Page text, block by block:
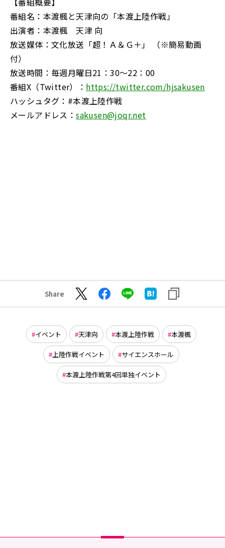
番組名：本渡楓と天津向の「本渡上陸作戦」
出演者：本渡楓 天津 向
放送媒体：文化放送「超！Ａ＆Ｇ＋」 （※簡易動画
付）
放送時間：毎週月曜日21：30～22：00
番組X（Twitter）： https://twitter.com/hjsakusen
ハッシュタグ：#本渡上陸作戦
メールアドレス：sakusen@joqr.net
Share
イベント 天津向 本渡上陸作戦 本渡楓
上陸作戦イベント サイエンスホール
本渡上陸作戦第4回単独イベント